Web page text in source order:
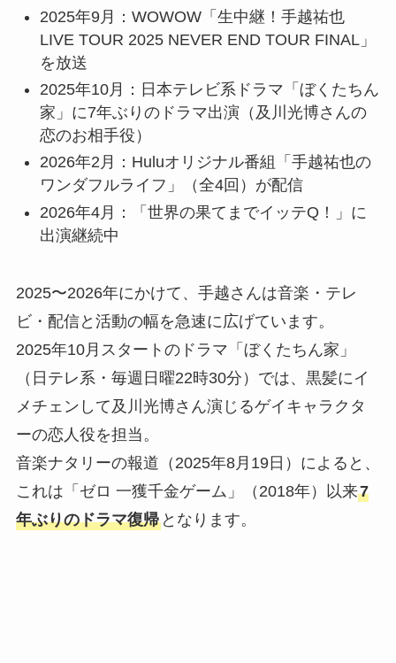
2025年9月：WOWOW「生中継！手越祐也
LIVE TOUR 2025 NEVER END TOUR FINAL」
を放送
2025年10月：日本テレビ系ドラマ「ぼくたちん
家」に7年ぶりのドラマ出演（及川光博さんの
恋のお相手役）
2026年2月：Huluオリジナル番組「手越祐也の
ワンダフルライフ」（全4回）が配信
2026年4月：「世界の果てまでイッテQ！」に
出演継続中
2025〜2026年にかけて、手越さんは音楽・テレ
ビ・配信と活動の幅を急速に広げています。
2025年10月スタートのドラマ「ぼくたちん家」
（日テレ系・毎週日曜22時30分）では、黒髪にイ
メチェンして及川光博さん演じるゲイキャラクタ
ーの恋人役を担当。
音楽ナタリーの報道（2025年8月19日）によると、
これは「ゼロ 一獲千金ゲーム」（2018年）以来7
年ぶりのドラマ復帰となります。